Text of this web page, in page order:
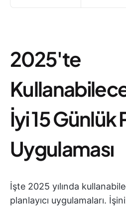
2025'te
İyi 15 Günlük
Uygulaması
İşte 2025 yılında
planlayıcı uygulamaları.